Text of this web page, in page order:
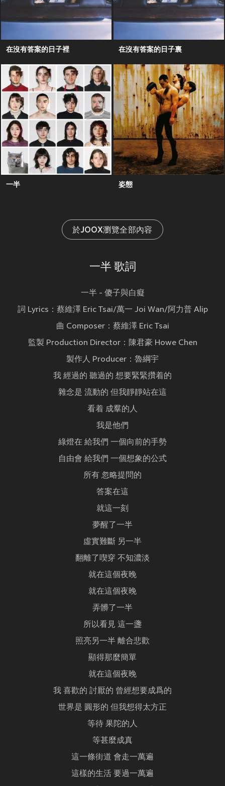
在沒有答案的日子裡 在沒有答案的日子裏
一半 姿態
於JOOX瀏覽全部內容
一半 歌詞
一半 - 傻子與白癡
詞 Lyrics：蔡維澤 Eric Tsai/萬一 Joi Wan/阿力普 Alip
曲 Composer：蔡維澤 Eric Tsai
監製 Production Director：陳君豪 Howe Chen
製作人 Producer：魯綱宇
我 經過的 聽過的 想要緊緊攢着的
雜念是 流動的 但我靜靜站在這
看着 成羣的人
我是他們
綠燈在 給我們 一個向前的手勢
自由會 給我們 一個想象的公式
所有 忽略提問的
答案在這
就這一刻
夢醒了一半
虛實難斷 另一半
翻離了喫穿 不知濃淡
就在這個夜晚
就在這個夜晚
弄髒了一半
所以看見 這一盞
照亮另一半 離合悲歡
顯得那麼簡單
就在這個夜晚
我 喜歡的 討厭的 曾經想要成爲的
世界是 圓形的 但我想得太方正
等待 果陀的人
等甚麼成真
這一條街道 會走一萬遍
這樣的生活 要過一萬遍